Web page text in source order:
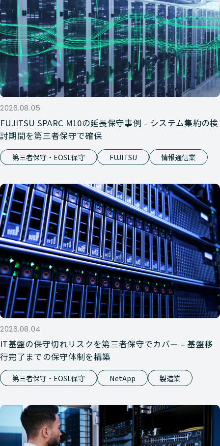
2026.08.05
FUJITSU SPARC M10の延長保守事例 – システム集約の検
討期間を第三者保守で確保
第三者保守・EOSL保守 FUJITSU 情報通信業
2026.08.04
IT基盤の保守切れリスクを第三者保守でカバー – 基盤移
行完了までの保守体制を構築
第三者保守・EOSL保守 NetApp 製造業